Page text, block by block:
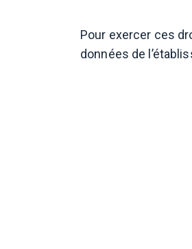
Pour exercer ces
données de